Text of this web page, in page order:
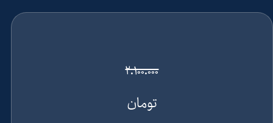
۲.۱۰۰.۰۰۰
تومان